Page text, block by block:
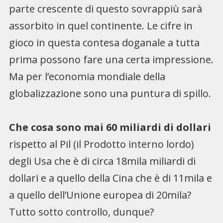
parte crescente di questo sovrappiù sarà
assorbito in quel continente. Le cifre in
gioco in questa contesa doganale a tutta
prima possono fare una certa impressione.
Ma per l’economia mondiale della
globalizzazione sono una puntura di spillo.
Che cosa sono mai 60 miliardi di dollari
rispetto al Pil (il Prodotto interno lordo)
degli Usa che è di circa 18mila miliardi di
dollari e a quello della Cina che è di 11mila e
a quello dell’Unione europea di 20mila?
Tutto sotto controllo, dunque?